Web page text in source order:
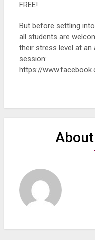
FREE!
But before settling
all students are
their stress level at an
session:
https://